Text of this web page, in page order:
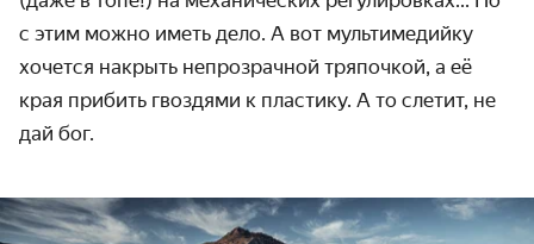
с этим можно иметь дело. А вот мультимедийку
хочется накрыть непрозрачной тряпочкой, а её
края прибить гвоздями к пластику. А то слетит, не
дай бог.